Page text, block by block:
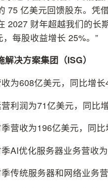
75 亿美元回馈股东。凭
2027 财年超越我们的长
每股收益增长 25%。”
解决方案集团（ISG）
为608亿美元，同比增长
利润为71亿美元，同比
营收为196亿美元，同比
AI优化服务器业务营收
传统服务器和网络业务